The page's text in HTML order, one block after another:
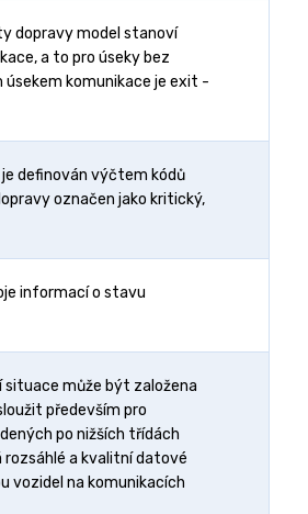
dopravy model stanoví
a to pro úseky bez
úsekem komunikace je exit -
definován výčtem kódů
označen jako kritický,
informací o stavu
může být založena
především pro
po nižších třídách
rozsáhlé a kvalitní datové
vozidel na komunikacích